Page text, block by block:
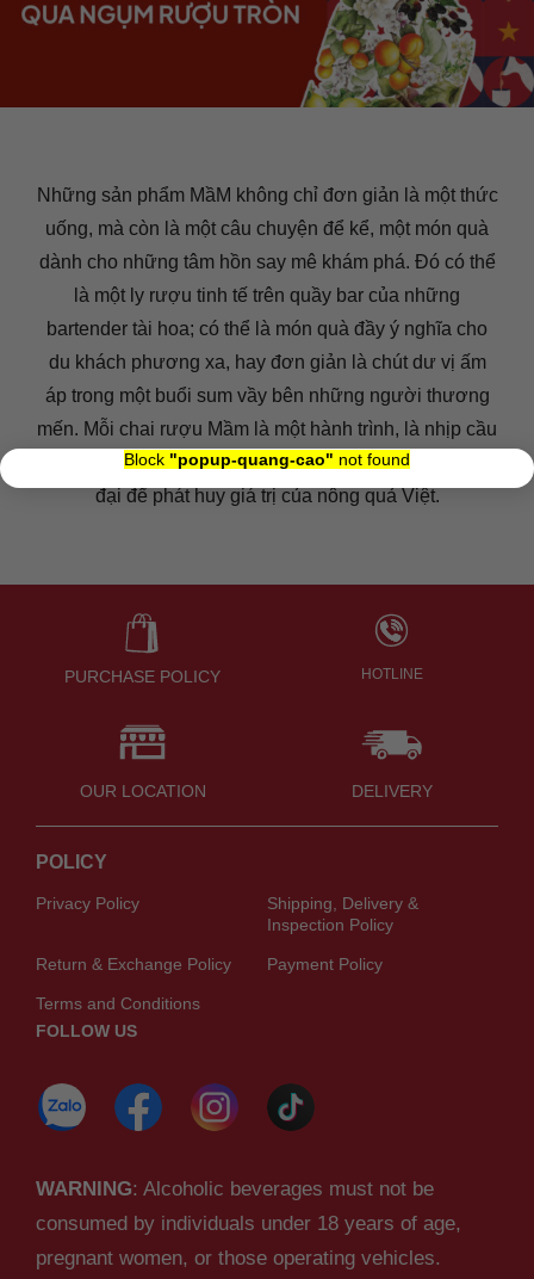
Block "popup-quang-cao" not found ×
Những sản phẩm MầM không chỉ đơn giản là một thức
uống, mà còn là một câu chuyện để kể, một món quà
dành cho những tâm hồn say mê khám phá. Đó có thể
là một ly rượu tinh tế trên quầy bar của những
bartender tài hoa; có thể là món quà đầy ý nghĩa cho
du khách phương xa, hay đơn giản là chút dư vị ấm
áp trong một buổi sum vầy bên những người thương
mến. Mỗi chai rượu Mầm là một hành trình, là nhịp cầu
nối giữa quá khứ và hiện tại, giữa truyền thống và hiện
đại để phát huy giá trị của nông quả Việt.
PURCHASE POLICY HOTLINE
OUR LOCATION DELIVERY
POLICY
Privacy Policy
Shipping, Delivery &
Inspection Policy
Return & Exchange Policy Payment Policy
Terms and Conditions
FOLLOW US
WARNING: Alcoholic beverages must not be
consumed by individuals under 18 years of age,
pregnant women, or those operating vehicles.